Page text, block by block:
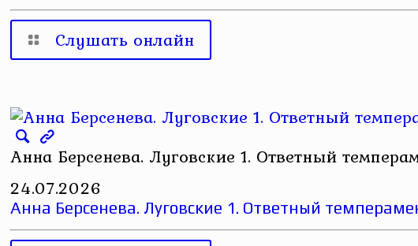
Слушать онлайн
Анна Берсенева. Луговские 1. Ответный
24.07.2026
Анна Берсенева. Луговские 1. Ответный